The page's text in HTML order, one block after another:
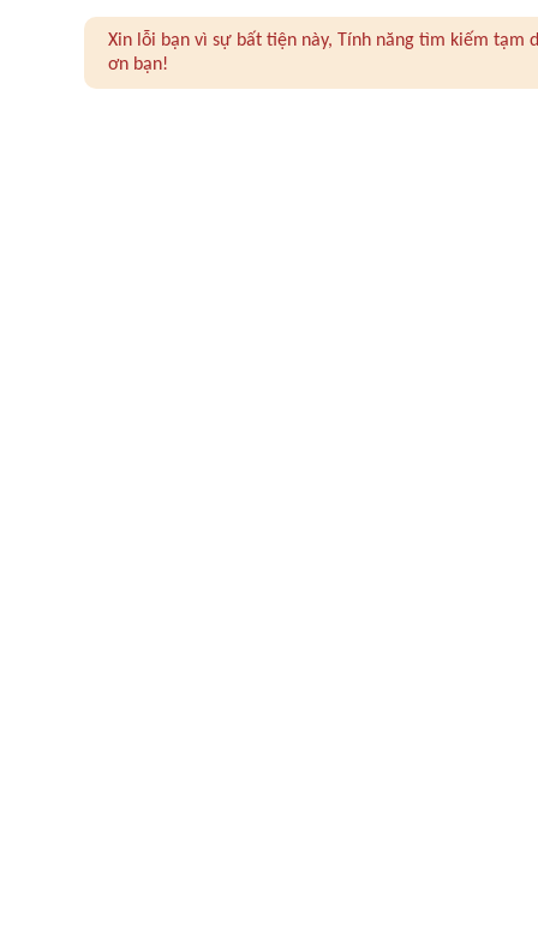
Xin lỗi bạn vì sự bất tiện này, Tính năng tìm kiếm
ơn bạn!